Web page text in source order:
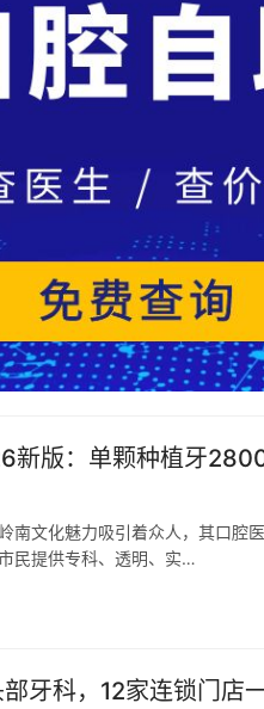
新版：单颗种植牙
南文化魅力吸引着众人，其口腔
民提供专科、透明、实…
牙科，12家连锁门店